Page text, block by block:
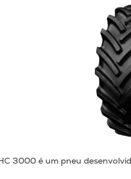
3000 é um pneu